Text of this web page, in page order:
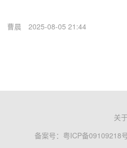
曹晨 2025-08-05 21:44
关
备案号： 粤ICP备09109218